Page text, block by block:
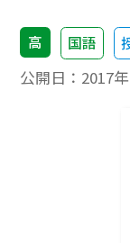
高 国語
公開日： 2017